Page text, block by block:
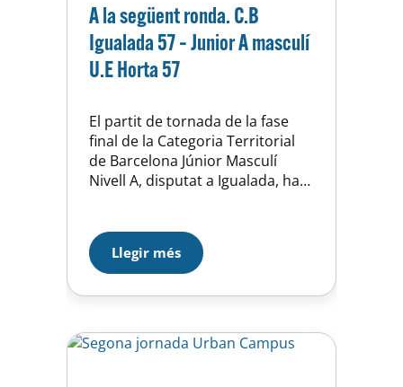
A la següent ronda. C.B
Igualada 57 – Junior A masculí
U.E Horta 57
El partit de tornada de la fase
final de la Categoria Territorial
de Barcelona Júnior Masculí
Nivell A, disputat a Igualada, ha
següent fase eliminatòria. L’inici
ha estat trepidant, amb molt
encert exterior per part del
conjunt igualadí, amb quatre
Llegir més